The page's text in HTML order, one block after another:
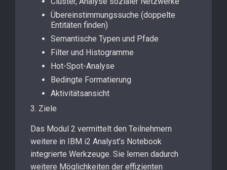
Übereinstimmungssuche (doppelte
Entitäten finden)
Semantische Typen und Pfade
Filter und Histogramme
Hot-Spot-Analyse
Bedingte Formatierung
Aktivitätsansicht
3. Ziele
Das Modul 2 vermittelt den Teilnehmern
weitere in IBM i2 Analyst’s Notebook
integrierte Werkzeuge. Sie lernen dadurch
weitere Möglichkeiten der effizienten